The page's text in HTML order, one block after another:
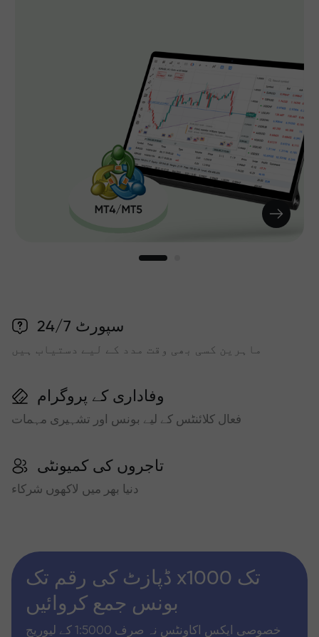
سپورٹ 24/7
ماہرین کسی بھی وقت مدد کے لیے دستیاب ہیں
وفاداری کے پروگرام
فعال کلائنٹس کے لیے بونس اور تشہیری مہمات
تاجروں کی کمیونٹی
دنیا بھر میں لاکھوں شرکاء
ڈپازٹ کی رقم تک x1000 تک
بونس جمع کروائیں
خصوصی ایکس اکاونٹس نہ صرف 1:5000 کے لیوریج